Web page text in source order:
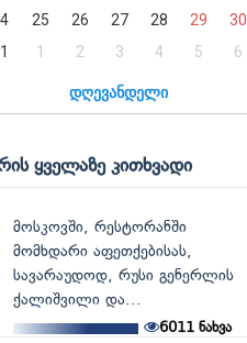
25 26 27 28 29
30
1 2 3 4 5 6
დღევანდელი
ყველაზე კითხვადი
მოსკოვში, რესტორანში
მომხდარი აფეთქებისას,
სავარაუდოდ, რუსი გენერლის
ქალიშვილი და...
6011 ნახვა